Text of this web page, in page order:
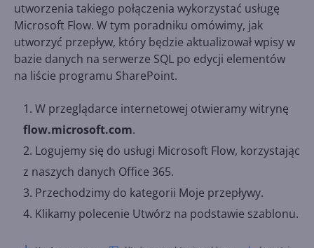
utworzenia takiego połączenia wykorzystać usługę
Microsoft Flow. W tym poradniku omówimy, jak
utworzyć przepływ, który będzie aktualizował wpisy w
bazie danych na serwerze SQL po edycji elementów
na liście programu SharePoint.
W przeglądarce internetowej otwieramy witrynę
flow.microsoft.com.
Logujemy się do usługi Microsoft Flow, korzystając
z naszych danych Office 365.
Przechodzimy do kategorii Moje przepływy.
Klikamy polecenie Utwórz na podstawie szablonu.